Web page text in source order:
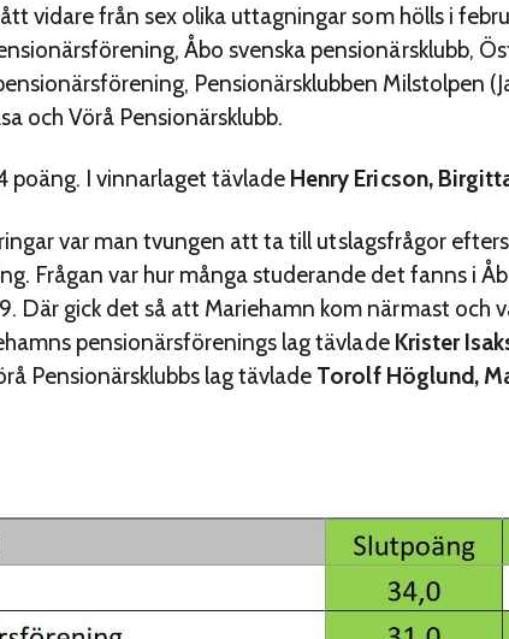
vidare från sex olika uttagningar som hölls i
Åbo svenska pensionärsklubb,
Pensionärsklubben Milstolpen
och Vörå Pensionärsklubb.
poäng. I vinnarlaget tävlade Henry Ericson,
var man tvungen att ta till utslagsfrågor
Frågan var hur många studerande det fanns i
Där gick det så att Mariehamn kom närmast och
pensionärsförenings lag tävlade Krister
Pensionärsklubbs lag tävlade Torolf Höglund,